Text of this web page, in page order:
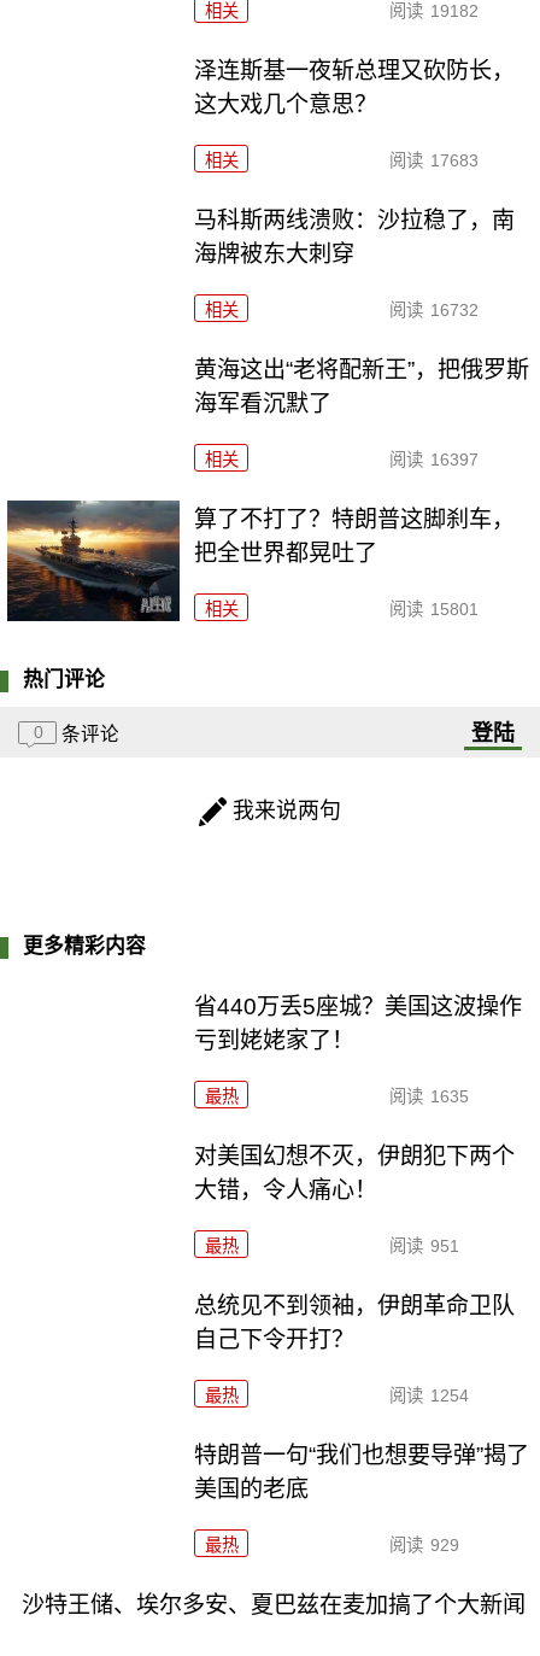
相关 阅读 19182
泽连斯基一夜斩总理又砍防长，
这大戏几个意思？
相关 阅读 17683
马科斯两线溃败：沙拉稳了，南
海牌被东大刺穿
相关 阅读 16732
黄海这出“老将配新王”，把俄罗斯
海军看沉默了
相关 阅读 16397
算了不打了？特朗普这脚刹车，
把全世界都晃吐了
相关 阅读 15801
热门评论
0 条评论 登陆
我来说两句
更多精彩内容
省440万丢5座城？美国这波操作
亏到姥姥家了！
最热 阅读 1635
对美国幻想不灭，伊朗犯下两个
大错，令人痛心！
最热 阅读 951
总统见不到领袖，伊朗革命卫队
自己下令开打？
最热 阅读 1254
特朗普一句“我们也想要导弹”揭了
美国的老底
最热 阅读 929
沙特王储、埃尔多安、夏巴兹在麦加搞了个大新闻